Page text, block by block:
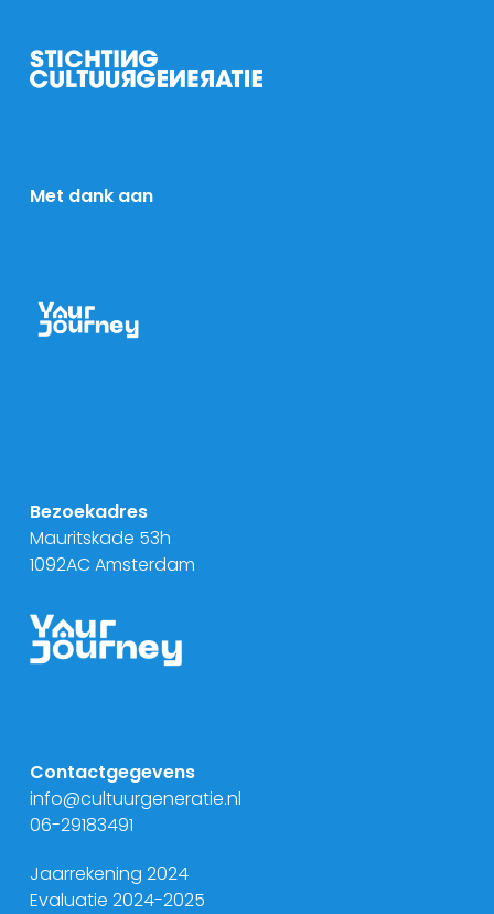
Met dank aan
Bezoekadres
Mauritskade 53h
1092AC Amsterdam
Contactgegevens
info@cultuurgeneratie.nl
06-29183491
Jaarrekening 2024
Evaluatie 2024-2025